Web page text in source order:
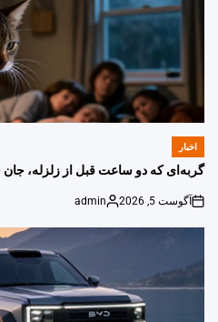
POSTED
IN
اخبار
گربه‌ای که دو ساعت قبل از زلزله، جان
on
آگوست 5, 2026
Posted
admin